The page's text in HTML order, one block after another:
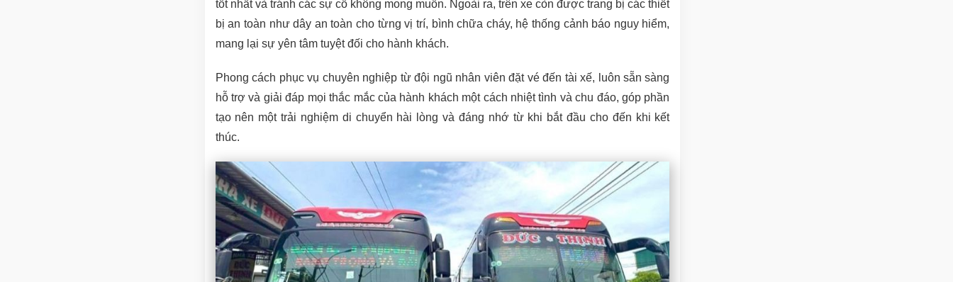
tốt nhất và tránh các sự cố không mong muốn. Ngoài ra, trên xe còn được trang bị các thiết
bị an toàn như dây an toàn cho từng vị trí, bình chữa cháy, hệ thống cảnh báo nguy hiểm,
mang lại sự yên tâm tuyệt đối cho hành khách.
Phong cách phục vụ chuyên nghiệp từ đội ngũ nhân viên đặt vé đến tài xế, luôn sẵn sàng
hỗ trợ và giải đáp mọi thắc mắc của hành khách một cách nhiệt tình và chu đáo, góp phần
tạo nên một trải nghiệm di chuyển hài lòng và đáng nhớ từ khi bắt đầu cho đến khi kết
thúc.